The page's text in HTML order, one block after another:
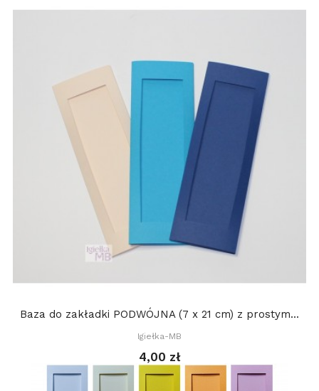
Baza do zakładki PODWÓJNA (7 x 21 cm) z prostym...
Igiełka-MB
4,00 zł